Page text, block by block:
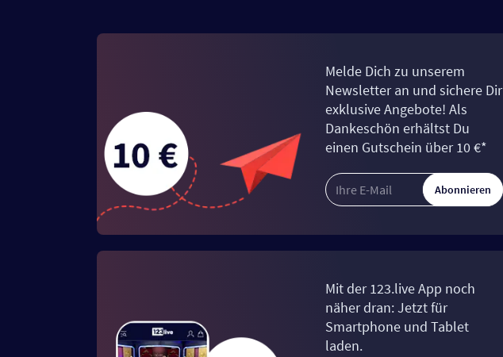
Melde Dich zu unserem
Newsletter an und sichere Dir
exklusive Angebote! Als
Dankeschön erhältst Du
einen Gutschein über 10 €*
Abonnieren
Mit der 123.live App noch
näher dran: Jetzt für
Smartphone und Tablet
laden.